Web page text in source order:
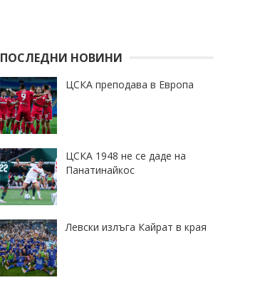
ПОСЛЕДНИ НОВИНИ
ЦСКА преподава в Европа
ЦСКА 1948 не се даде на
Панатинайкос
Левски излъга Кайрат в края